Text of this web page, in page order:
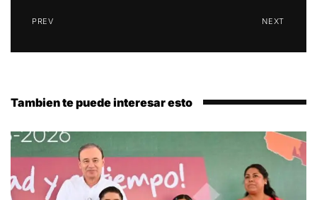
PREV NEXT
Tambien te puede interesar esto